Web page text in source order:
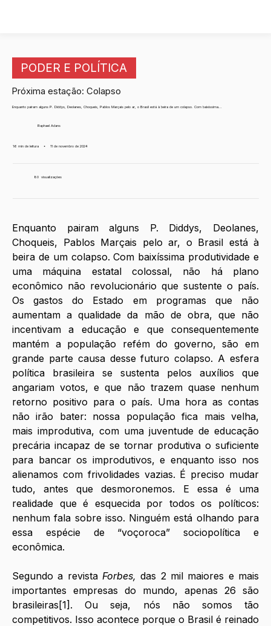
PODER E POLÍTICA
Próxima estação: Colapso
Enquanto pairam alguns P. Diddys, Deolanes, Choqueis, Pablos Marçais pelo ar, o Brasil está à beira de um colapso. Com baixíssima...
Raphael Adans
16 min de leitura • 11 de novembro de 2024
80 visualizações
Enquanto pairam alguns P. Diddys, Deolanes,
Choqueis, Pablos Marçais pelo ar, o Brasil está à
beira de um colapso. Com baixíssima produtividade e
uma máquina estatal colossal, não há plano
econômico não revolucionário que sustente o país.
Os gastos do Estado em programas que não
aumentam a qualidade da mão de obra, que não
incentivam a educação e que consequentemente
mantém a população refém do governo, são em
grande parte causa desse futuro colapso. A esfera
política brasileira se sustenta pelos auxílios que
angariam votos, e que não trazem quase nenhum
retorno positivo para o país. Uma hora as contas
não irão bater: nossa população fica mais velha,
mais improdutiva, com uma juventude de educação
precária incapaz de se tornar produtiva o suficiente
para bancar os improdutivos, e enquanto isso nos
alienamos com frivolidades vazias. É preciso mudar
tudo, antes que desmoronemos. E essa é uma
realidade que é esquecida por todos os políticos:
nenhum fala sobre isso. Ninguém está olhando para
essa espécie de “voçoroca” sociopolítica e
econômica.
Segundo a revista Forbes, das 2 mil maiores e mais
importantes empresas do mundo, apenas 26 são
brasileiras[1]. Ou seja, nós não somos tão
competitivos. Isso acontece porque o Brasil é reinado